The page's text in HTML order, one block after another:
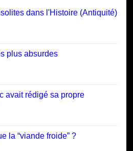
dans l'Histoire (Antiquité)
plus absurdes
avait rédigé sa propre
la “viande froide” ?